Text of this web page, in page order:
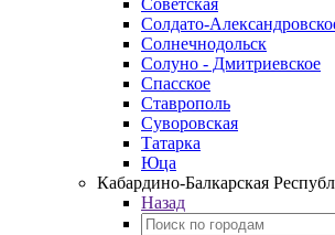
Советская
Солдато-
Солнечнодольск
Солуно - Дмитриевское
Спасское
Ставрополь
Суворовская
Татарка
Юца
Кабардино‑Балкарская
Назад